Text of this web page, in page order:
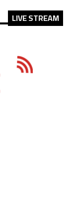
LIVE STREAM